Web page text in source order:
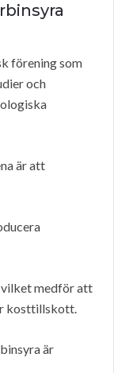
förening som
och
är att
medför att
kosttillskott.
är